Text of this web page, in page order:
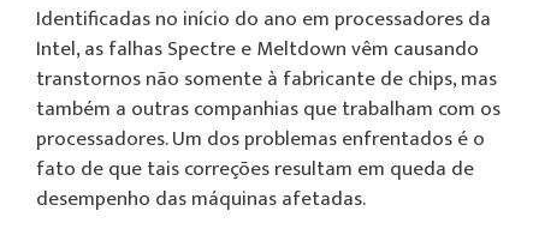
Identificadas no início do ano em processadores da
Intel, as falhas Spectre e Meltdown vêm causando
transtornos não somente à fabricante de chips, mas
também a outras companhias que trabalham com os
processadores. Um dos problemas enfrentados é o
fato de que tais correções resultam em queda de
desempenho das máquinas afetadas.